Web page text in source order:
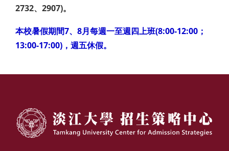
2732、2907)。
本校暑假期間7、8月每週一至週四上班(8:00-12:00；
13:00-17:00)，週五休假。